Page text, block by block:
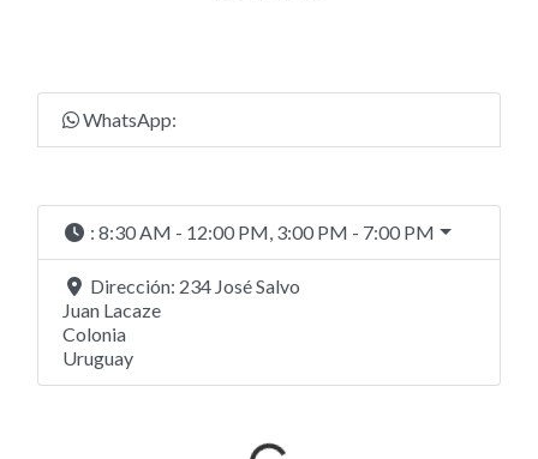
WhatsApp:
: 8:30 AM - 12:00 PM, 3:00 PM - 7:00 PM
Dirección: 234 José Salvo
Juan Lacaze
Colonia
Uruguay